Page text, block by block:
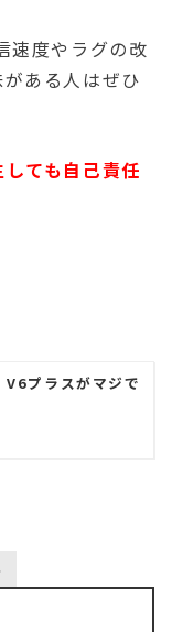
速度やラグの改
ある人はぜひ
ても自己責任
プラスがマジで